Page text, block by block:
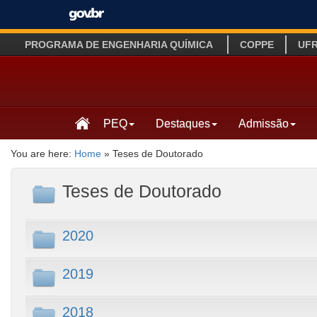
PROGRAMA DE ENGENHARIA QUÍMICA COPPE
PEQ Destaques Admissão
You are here: Home » Teses de Doutorado
Teses de Doutorado
2020
2019
2018